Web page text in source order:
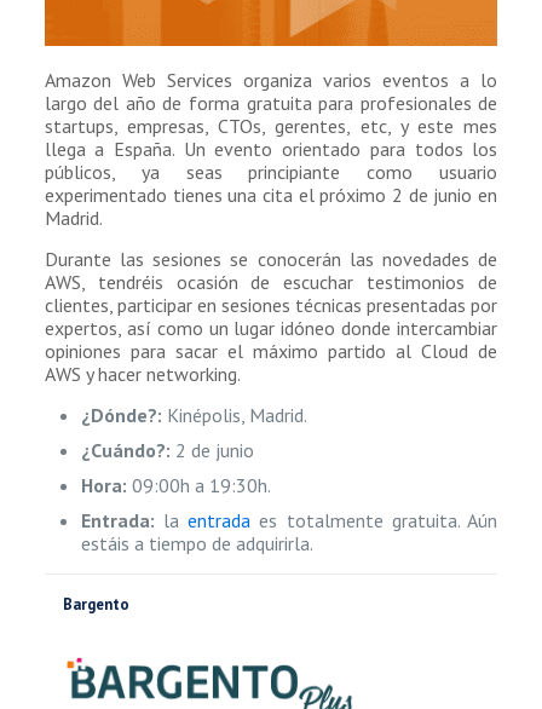
Amazon Web Services organiza varios eventos a lo
largo del año de forma gratuita para profesionales de
startups, empresas, CTOs, gerentes, etc, y este mes
llega a España. Un evento orientado para todos los
públicos, ya seas principiante como usuario
experimentado tienes una cita el próximo 2 de junio en
Madrid.
Durante las sesiones se conocerán las novedades de
AWS, tendréis ocasión de escuchar testimonios de
clientes, participar en sesiones técnicas presentadas por
expertos, así como un lugar idóneo donde intercambiar
opiniones para sacar el máximo partido al Cloud de
AWS y hacer networking.
¿Dónde?: Kinépolis, Madrid.
¿Cuándo?: 2 de junio
Hora: 09:00h a 19:30h.
Entrada: laentrada es totalmente gratuita. Aún
estáis a tiempo de adquirirla.
Bargento